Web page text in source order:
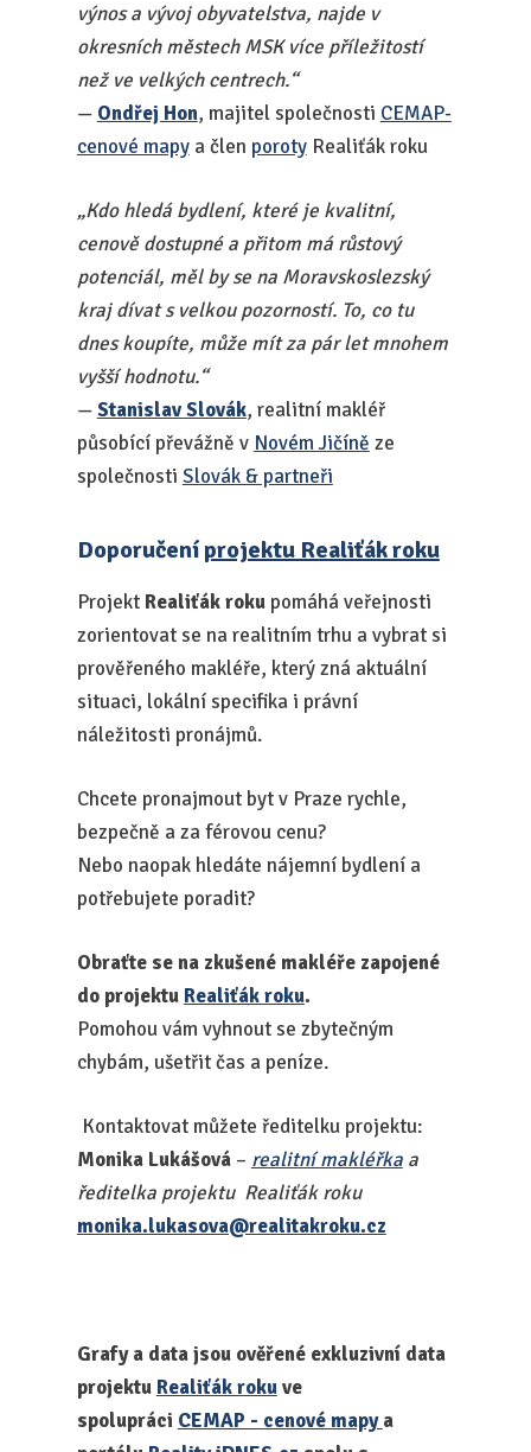
výnos a vývoj obyvatelstva, najde v
okresních městech MSK více příležitostí
než ve velkých centrech.“
— Ondřej Hon, majitel společnosti CEMAP-
cenové mapya člen porotyRealiťák roku
„Kdo hledá bydlení, které je kvalitní,
cenově dostupné a přitom má růstový
potenciál, měl by se na Moravskoslezský
kraj dívat s velkou pozorností. To, co tu
dnes koupíte, může mít za pár let mnohem
vyšší hodnotu.“
—Stanislav Slovák, realitní makléř
působící převážně v Novém Jičíně ze
společnosti Slovák & partneři
Doporučeníprojektu Realiťák roku
Projekt Realiťák rokupomáhá veřejnosti
zorientovat se na realitním trhu a vybrat si
prověřeného makléře, který zná aktuální
situaci, lokální specifika i právní
náležitosti pronájmů.
Chcete pronajmout byt v Praze rychle,
bezpečně a za férovou cenu?
Nebo naopak hledáte nájemní bydlení a
potřebujete poradit?
Obraťte se na zkušené makléře zapojené
do projektu Realiťák roku.
Pomohou vám vyhnout se zbytečným
chybám, ušetřit čas a peníze.
Kontaktovat můžete ředitelku projektu:
Monika Lukášová– realitní makléřkaa
ředitelka projektu Realiťák roku
monika.lukasova@realitakroku.cz
Grafy a data jsou ověřené exkluzivní data
projektu Realiťák rokuve
spolupráci CEMAP - cenové mapya